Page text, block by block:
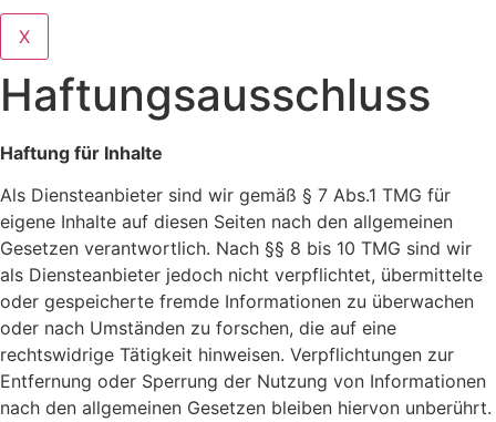
X
Haftungsausschluss
Haftung für Inhalte
Als Diensteanbieter sind wir gemäß § 7 Abs.1 TMG für
eigene Inhalte auf diesen Seiten nach den allgemeinen
Gesetzen verantwortlich. Nach §§ 8 bis 10 TMG sind wir
als Diensteanbieter jedoch nicht verpflichtet, übermittelte
oder gespeicherte fremde Informationen zu überwachen
oder nach Umständen zu forschen, die auf eine
rechtswidrige Tätigkeit hinweisen. Verpflichtungen zur
Entfernung oder Sperrung der Nutzung von Informationen
nach den allgemeinen Gesetzen bleiben hiervon unberührt.